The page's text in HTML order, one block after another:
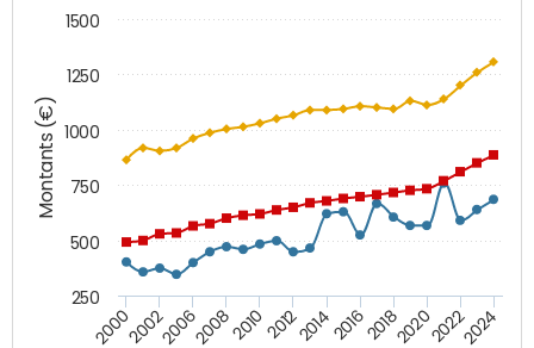
Montants (€)
200020022006200820102012201420162018202020222024
250
500
750
1000
1250
1500